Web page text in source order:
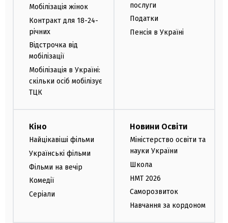
Мобілізація жінок
Контракт для 18-24-
річних
Відстрочка від
мобілізації
Мобілізація в Україні:
скільки осіб мобілізує
ТЦК
послуги
Податки
Пенсія в Україні
Кіно
Найцікавіші фільми
Українські фільми
Фільми на вечір
Комедії
Серіали
Новини Освіти
Міністерство освіти та
науки України
Школа
НМТ 2026
Саморозвиток
Навчання за кордоном